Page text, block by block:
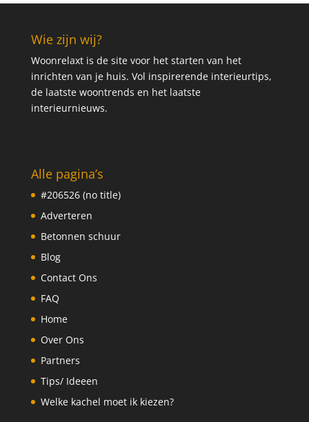
Wie zijn wij?
Woonrelaxt is de site voor het starten van het
inrichten van je huis. Vol inspirerende interieurtips,
de laatste woontrends en het laatste
interieurnieuws.
Alle pagina’s
#206526 (no title)
Adverteren
Betonnen schuur
Blog
Contact Ons
FAQ
Home
Over Ons
Partners
Tips/ Ideeen
Welke kachel moet ik kiezen?